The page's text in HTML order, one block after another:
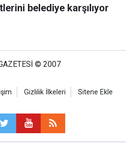
belediye karşılıyor
© 2007
Gizlilik İlkeleri Sitene Ekle